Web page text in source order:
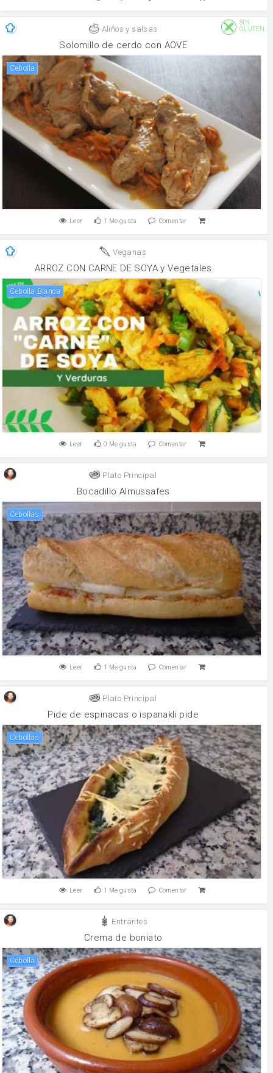
Aliños y salsas
SIN
GLUTEN
Solomillo de cerdo con AOVE
cebolla
Leer 1 Me gusta Comentar
Veganas
ARROZ CON CARNE DE SOYA y Vegetales
Cebolla Blanca
Leer 0 Me gusta Comentar
Plato Principal
Bocadillo Almussafes
Cebollas
Leer 1 Me gusta Comentar
Plato Principal
Pide de espinacas o ispanakli pide
Cebollas
Leer 1 Me gusta Comentar
Entrantes
Crema de boniato
cebolla